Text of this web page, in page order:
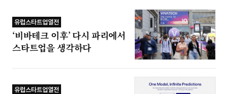
유럽스타트업열전
‘비바테크 이후’ 다시 파리에서
스타트업을 생각하다
유럽스타트업열전